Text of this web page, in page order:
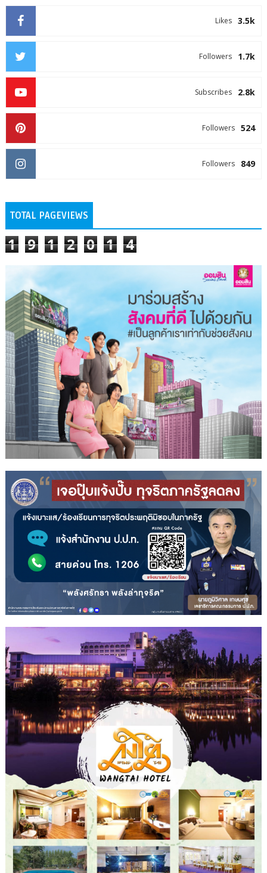
3.5k
Likes
1.7k
Followers
2.8k
Subscribes
524
Followers
849
Followers
TOTAL PAGEVIEWS
1 9 1 2 0 1 4